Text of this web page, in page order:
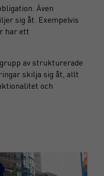
Även
sig åt. Exempelvis
har ett
av strukturerade
skilja sig åt, allt
och